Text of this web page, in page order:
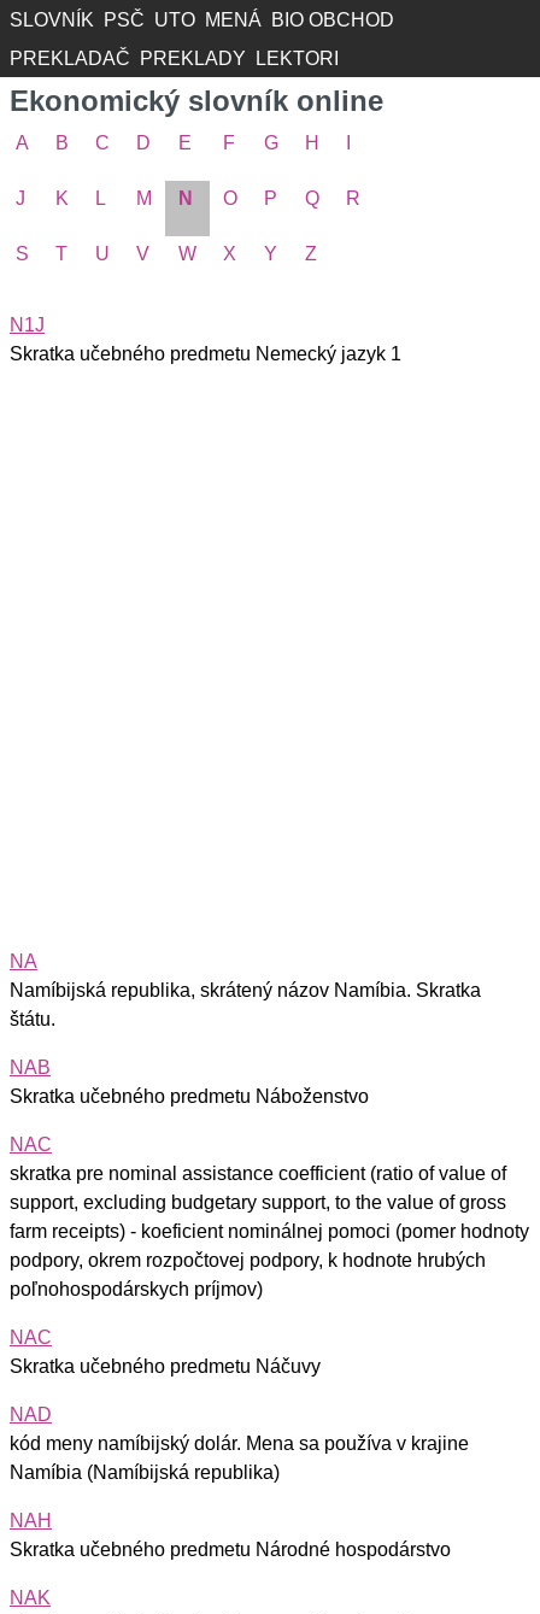
SLOVNÍK PSČ UTO MENÁ
BIO OBCHOD
PREKLADAČ
PREKLADY LEKTORI
Ekonomický slovník online
A B C D E F G H
J K L M N O P Q R
S T U V W X Y Z
N1J
Skratka učebného predmetu Nemecký jazyk 1
NA
Namíbijská republika, skrátený názov Namíbia. Skratka
štátu.
NAB
Skratka učebného predmetu Náboženstvo
NAC
skratka pre nominal assistance coefficient (ratio of value of
support, excluding budgetary support, to the value of gross
farm receipts) - koeficient nominálnej pomoci (pomer hodnoty
podpory, okrem rozpočtovej podpory, k hodnote hrubých
poľnohospodárskych príjmov)
NAC
Skratka učebného predmetu Náčuvy
NAD
kód meny namíbijský dolár. Mena sa používa v krajine
Namíbia (Namíbijská republika)
NAH
Skratka učebného predmetu Národné hospodárstvo
NAK